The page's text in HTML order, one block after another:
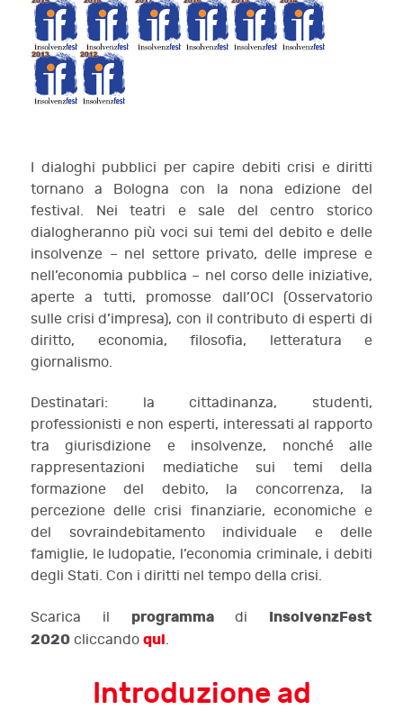
I dialoghi pubblici per capire debiti crisi e diritti
tornano a Bologna con la nona edizione del
festival. Nei teatri e sale del centro storico
dialogheranno più voci sui temi del debito e delle
insolvenze – nel settore privato, delle imprese e
nell’economia pubblica – nel corso delle iniziative,
aperte a tutti, promosse dall’OCI (Osservatorio
sulle crisi d’impresa), con il contributo di esperti di
diritto, economia, filosofia, letteratura e
giornalismo.
Destinatari: la cittadinanza, studenti,
professionisti e non esperti, interessati al rapporto
tra giurisdizione e insolvenze, nonché alle
rappresentazioni mediatiche sui temi della
formazione del debito, la concorrenza, la
percezione delle crisi finanziarie, economiche e
del sovraindebitamento individuale e delle
famiglie, le ludopatie, l’economia criminale, i debiti
degli Stati. Con i diritti nel tempo della crisi.
Scarica il programma di InsolvenzFest
2020 cliccando qui.
Introduzione ad